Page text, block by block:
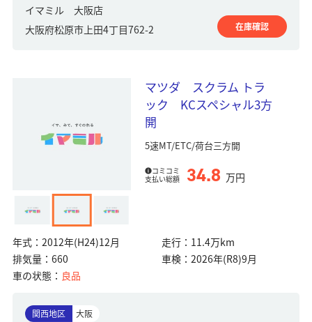
イマミル 大阪店
大阪府松原市上田4丁目762-2
在庫確認
マツダ スクラム トラ
ック KCスペシャル3方
開
5速MT/ETC/荷台三方開
コミコミ
支払い総額
34.8 万円
年式： 2012年(H24)12月 走行： 11.4万km
排気量： 660 車検：2026年(R8)9月
車の状態： 良品
関西地区 大阪